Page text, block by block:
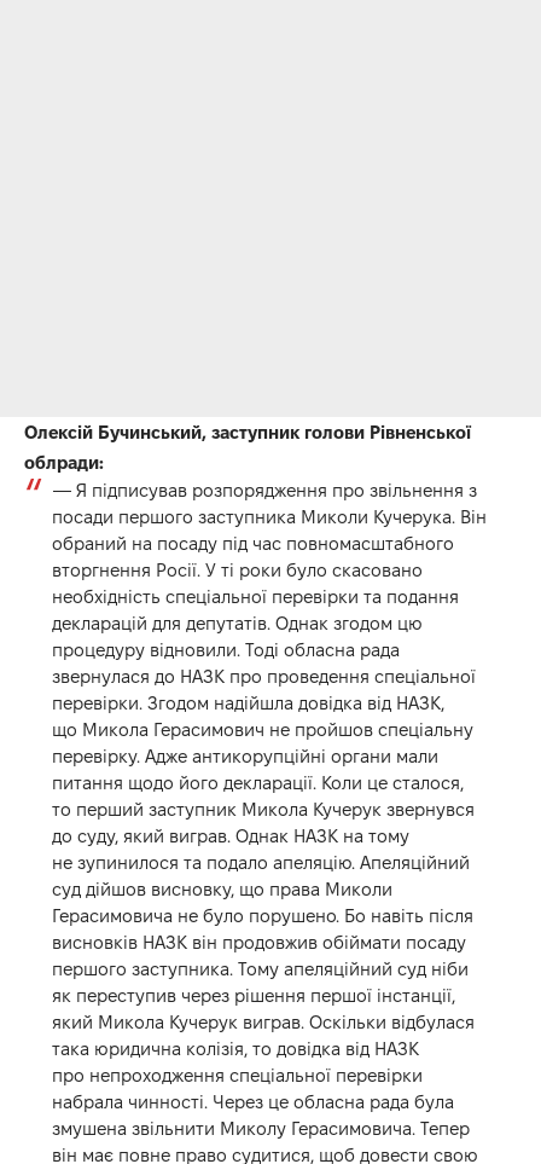
Олексій Бучинський, заступник голови Рівненської
облради:
— Я підписував розпорядження про звільнення з
посади першого заступника Миколи Кучерука. Він
обраний на посаду під час повномасштабного
вторгнення Росії. У ті роки було скасовано
необхідність спеціальної перевірки та подання
декларацій для депутатів. Однак згодом цю
процедуру відновили. Тоді обласна рада
звернулася до НАЗК про проведення спеціальної
перевірки. Згодом надійшла довідка від НАЗК,
що Микола Герасимович не пройшов спеціальну
перевірку. Адже антикорупційні органи мали
питання щодо його декларації. Коли це сталося,
то перший заступник Микола Кучерук звернувся
до суду, який виграв. Однак НАЗК на тому
не зупинилося та подало апеляцію. Апеляційний
суд дійшов висновку, що права Миколи
Герасимовича не було порушено. Бо навіть після
висновків НАЗК він продовжив обіймати посаду
першого заступника. Тому апеляційний суд ніби
як переступив через рішення першої інстанції,
який Микола Кучерук виграв. Оскільки відбулася
така юридична колізія, то довідка від НАЗК
про непроходження спеціальної перевірки
набрала чинності. Через це обласна рада була
змушена звільнити Миколу Герасимовича. Тепер
він має повне право судитися, щоб довести свою